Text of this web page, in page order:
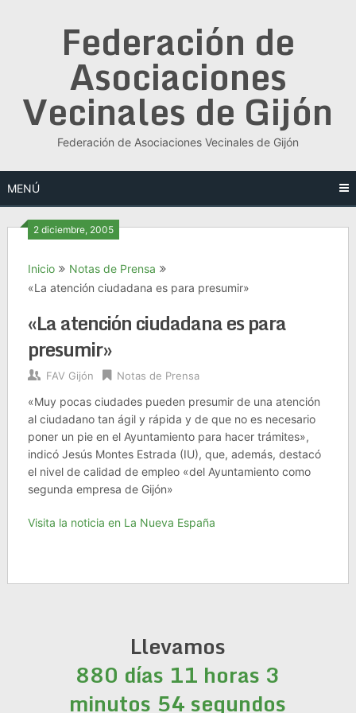
Federación de
Asociaciones
Vecinales de Gijón
Federación de Asociaciones Vecinales de Gijón
MENÚ
2 diciembre, 2005
Inicio
Notas de Prensa
«La atención ciudadana es para presumir»
«La atención ciudadana es para
presumir»
FAV Gijón Notas de Prensa
«Muy pocas ciudades pueden presumir de una atención
al ciudadano tan ágil y rápida y de que no es necesario
poner un pie en el Ayuntamiento para hacer trámites»,
indicó Jesús Montes Estrada (IU), que, además, destacó
el nivel de calidad de empleo «del Ayuntamiento como
segunda empresa de Gijón»
Visita la noticia en La Nueva España
Llevamos
880 días 11 horas 3
minutos 55 segundos